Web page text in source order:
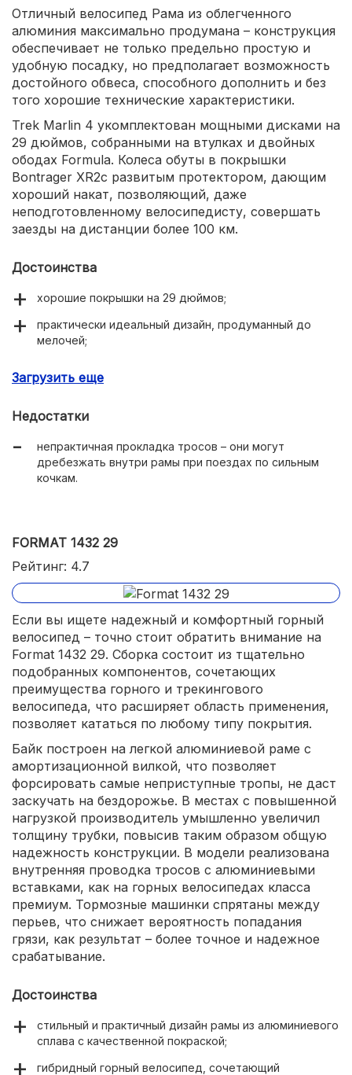
Отличный велосипед Рама из облегченного
алюминия максимально продумана – конструкция
обеспечивает не только предельно простую и
удобную посадку, но предполагает возможность
достойного обвеса, способного дополнить и без
того хорошие технические характеристики.
Trek Marlin 4 укомплектован мощными дисками на
29 дюймов, собранными на втулках и двойных
ободах Formula. Колеса обуты в покрышки
Bontrager XR2с развитым протектором, дающим
хороший накат, позволяющий, даже
неподготовленному велосипедисту, совершать
заезды на дистанции более 100 км.
Достоинства
хорошие покрышки на 29 дюймов;
практически идеальный дизайн, продуманный до
мелочей;
высокое качество сборки, свойственное топовому
дисковые механические тормоза Tektro, которые
проще настроить, чем гидравлический аналог;
Загрузить еще
Недостатки
непрактичная прокладка тросов – они могут
дребезжать внутри рамы при поездах по сильным
кочкам.
FORMAT 1432 29
Рейтинг: 4.7
Если вы ищете надежный и комфортный горный
велосипед – точно стоит обратить внимание на
Format 1432 29. Сборка состоит из тщательно
подобранных компонентов, сочетающих
преимущества горного и трекингового
велосипеда, что расширяет область применения,
позволяет кататься по любому типу покрытия.
Байк построен на легкой алюминиевой раме с
амортизационной вилкой, что позволяет
форсировать самые неприступные тропы, не даст
заскучать на бездорожье. В местах с повышенной
нагрузкой производитель умышленно увеличил
толщину трубки, повысив таким образом общую
надежность конструкции. В модели реализована
внутренняя проводка тросов с алюминиевыми
вставками, как на горных велосипедах класса
премиум. Тормозные машинки спрятаны между
перьев, что снижает вероятность попадания
грязи, как результат – более точное и надежное
срабатывание.
Достоинства
стильный и практичный дизайн рамы из алюминиевого
сплава с качественной покраской;
гибридный горный велосипед, сочетающий